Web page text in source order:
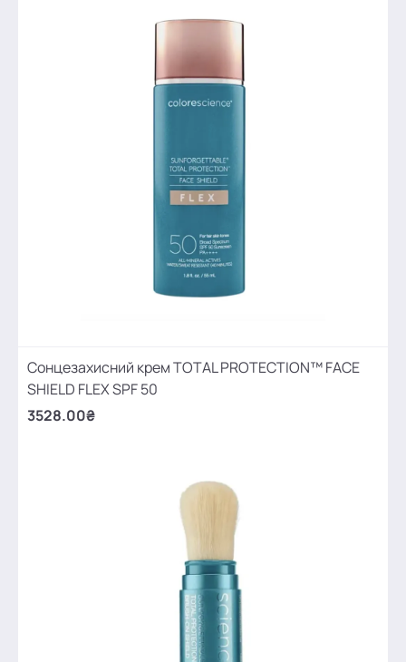
Сонцезахисний крем TOTAL PROTECTION™ FACE
SHIELD FLEX SPF 50
3528.00₴